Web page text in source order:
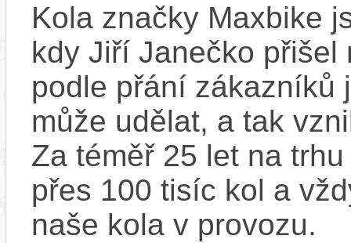
Kola značky Maxbike
kdy Jiří Janečko přišel
podle přání zákazníků
může udělat, a tak
Za téměř 25 let na
přes 100 tisíc kol a
naše kola v provozu.